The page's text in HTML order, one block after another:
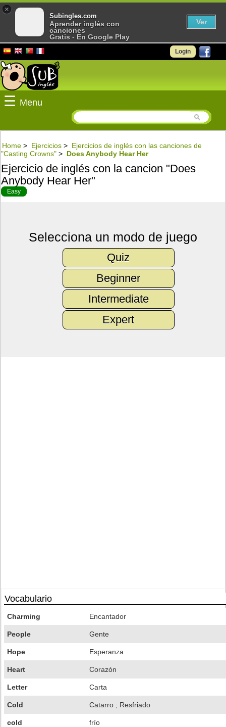
Login
☰ Menu
Home > Ejercicios > Ejercicios de inglés con las canciones de
"Casting Crowns" > Does Anybody Hear Her
Ejercicio de inglés con la cancion "Does
Anybody Hear Her"
Easy
Selecciona un modo de juego
Quiz
Beginner
Intermediate
Expert
Vocabulario
Charming Encantador
People Gente
Hope Esperanza
Heart Corazón
Letter Carta
Cold Catarro ; Resfriado
cold frío
×
Subingles.com
Aprender inglés con
canciones
Gratis - En Google Play
Ver